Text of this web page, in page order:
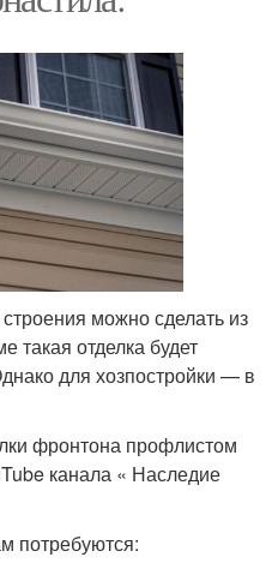
можно сделать из
такая отделка будет
для хозпостройки — в
фронтона профлистом
канала « Наследие
потребуются: